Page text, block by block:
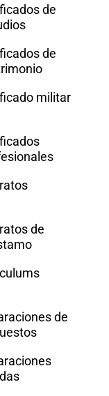
de
de
militar
de
de